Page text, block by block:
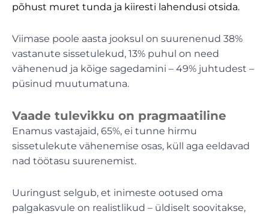
põhust muret tunda ja kiiresti lahendusi otsida.
Viimase poole aasta jooksul on suurenenud 38%
vastanute sissetulekud, 13% puhul on need
vähenenud ja kõige sagedamini – 49% juhtudest –
püsinud muutumatuna.
Vaade tulevikku on pragmaatiline
Enamus vastajaid, 65%, ei tunne hirmu
sissetulekute vähenemise osas, küll aga eeldavad
nad töötasu suurenemist.
Uuringust selgub, et inimeste ootused oma
palgakasvule on realistlikud – üldiselt soovitakse,